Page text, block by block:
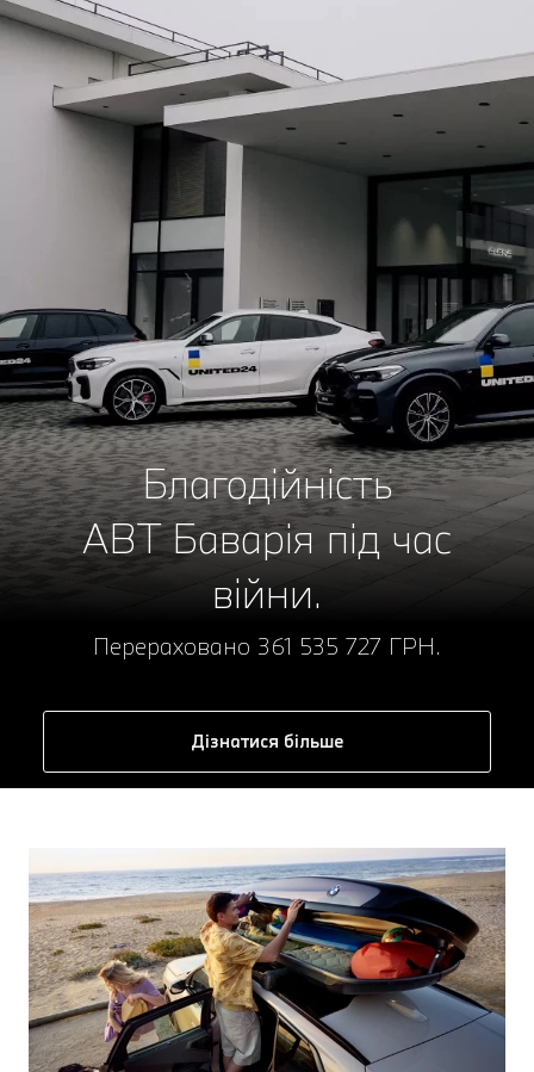
Благодійність
АВТ Баварія під час
війни.
Перераховано 361 535 727 ГРН.
Дізнатися більше